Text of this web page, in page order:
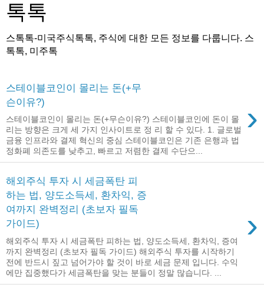
톡톡
스톡톡-미국주식톡톡, 주식에 대한 모든 정보를 다룹니다. 스
톡톡, 미주톡
스테이블코인이 몰리는 돈(+무
슨이유?)
›
스테이블코인이 몰리는 돈(+무슨이유?) 스테이블코인에 돈이 몰
리는 방향은 크게 세 가지 인사이트로 정 리 할 수 있다. 1. 글로벌
금융 인프라와 결제 혁신의 중심 스테이블코인은 기존 은행과 법
정화폐 의존도를 낮추고, 빠르고 저렴한 결제 수단으...
해외주식 투자 시 세금폭탄 피
하는 법, 양도소득세, 환차익, 증
여까지 완벽정리 (초보자 필독
가이드)
›
해외주식 투자 시 세금폭탄 피하는 법, 양도소득세, 환차익, 증여
까지 완벽정리 (초보자 필독 가이드) 해외주식 투자를 시작하기
전에 반드시 짚고 넘어가야 할 것이 바로 세금 문제 입니다. 수익
에만 집중했다가 세금폭탄을 맞는 분들이 정말 많습니다. ...